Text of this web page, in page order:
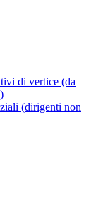
di vertice (da
(dirigenti non